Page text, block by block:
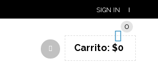
SIGN IN
0
Carrito: $0